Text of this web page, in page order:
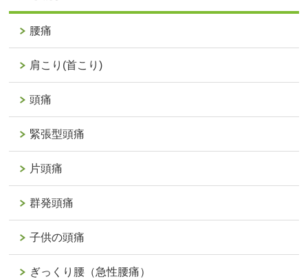
腰痛
肩こり(首こり)
頭痛
緊張型頭痛
片頭痛
群発頭痛
子供の頭痛
ぎっくり腰（急性腰痛）